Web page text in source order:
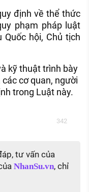
định về thể thức
phạm pháp luật
Quốc hội, Chủ tịch
kỹ thuật trình bày
cơ quan, người
trong Luật này.
342
tư vấn của
NhanSu.vn, chỉ